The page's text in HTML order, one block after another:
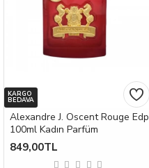
KARGO
BEDAVA
Alexandre J. Oscent Rouge Edp
100ml Kadın Parfüm
849,00TL